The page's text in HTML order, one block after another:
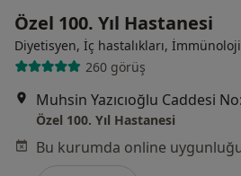
Özel 100. Yıl Hastanesi
Diyetisyen, İç hastalıkları, İmmünoloji
260 görüş
Özel 100. Yıl Hastanesi